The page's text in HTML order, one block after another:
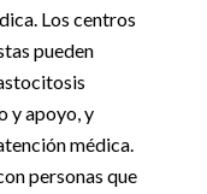
Los centros
pueden
y apoyo, y
médica.
personas que